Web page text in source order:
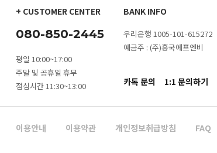
+ CUSTOMER CENTER
080-850-2445
평일 10:00~17:00
주말 및 공휴일 휴무
점심시간 11:30~13:00
BANK INFO
우리은행 1005-101-615272
예금주 : (주)흥국에프엔비
카톡 문의 1:1 문의하기
이용안내 이용약관 개인정보취급방침 FAQ